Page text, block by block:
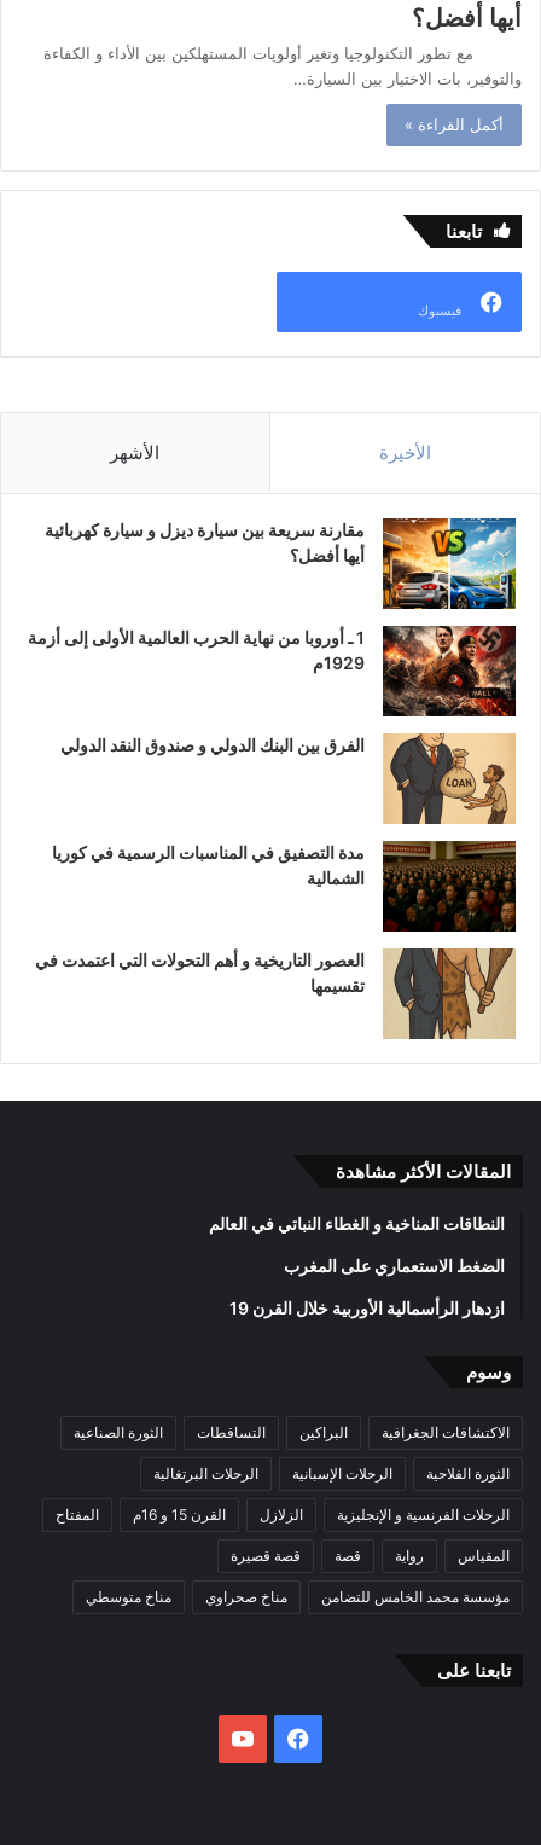
أيها أفضل؟
مع تطور التكنولوجيا وتغير أولويات المستهلكين بين الأداء و الكفاءة
والتوفير، بات الاختيار بين السيارة…
أكمل القراءة »
تابعنا
فيسبوك
الأخيرة الأشهر
مقارنة سريعة بين سيارة ديزل و سيارة كهربائية
أيها أفضل؟
1 ـ أوروبا من نهاية الحرب العالمية الأولى إلى أزمة
1929م
الفرق بين البنك الدولي و صندوق النقد الدولي
مدة التصفيق في المناسبات الرسمية في كوريا
الشمالية
العصور التاريخية و أهم التحولات التي اعتمدت في
تقسيمها
المقالات الأكثر مشاهدة
النطاقات المناخية و الغطاء النباتي في العالم
الضغط الاستعماري على المغرب
ازدهار الرأسمالية الأوربية خلال القرن 19
وسوم
الاكتشافات الجغرافية البراكين التساقطات الثورة الصناعية
الثورة الفلاحية الرحلات الإسبانية الرحلات البرتغالية
الرحلات الفرنسية و الإنجليزية الزلازل القرن 15 و 16م المفتاح
المقياس رواية قصة قصة قصيرة
مؤسسة محمد الخامس للتضامن مناخ صحراوي مناخ متوسطي
تابعنا على
فيسبوك